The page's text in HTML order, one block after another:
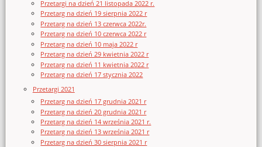
Przetargi na dzień 21 listopada 2022 r.
Przetarg na dzień 19 sierpnia 2022 r
Przetarg na dzień 13 czerwca 2022r.
Przetarg na dzień 10 czerwca 2022 r
Przetarg na dzień 10 maja 2022 r
Przetarg na dzień 29 kwietnia 2022 r
Przetarg na dzień 11 kwietnia 2022 r
Przetarg na dzień 17 stycznia 2022
Przetargi 2021
Przetarg na dzień 17 grudnia 2021 r
Przetarg na dzień 20 grudnia 2021 r
Przetarg na dzień 14 września 2021 r.
Przetarg na dzień 13 września 2021 r
Przetarg na dzień 30 sierpnia 2021 r